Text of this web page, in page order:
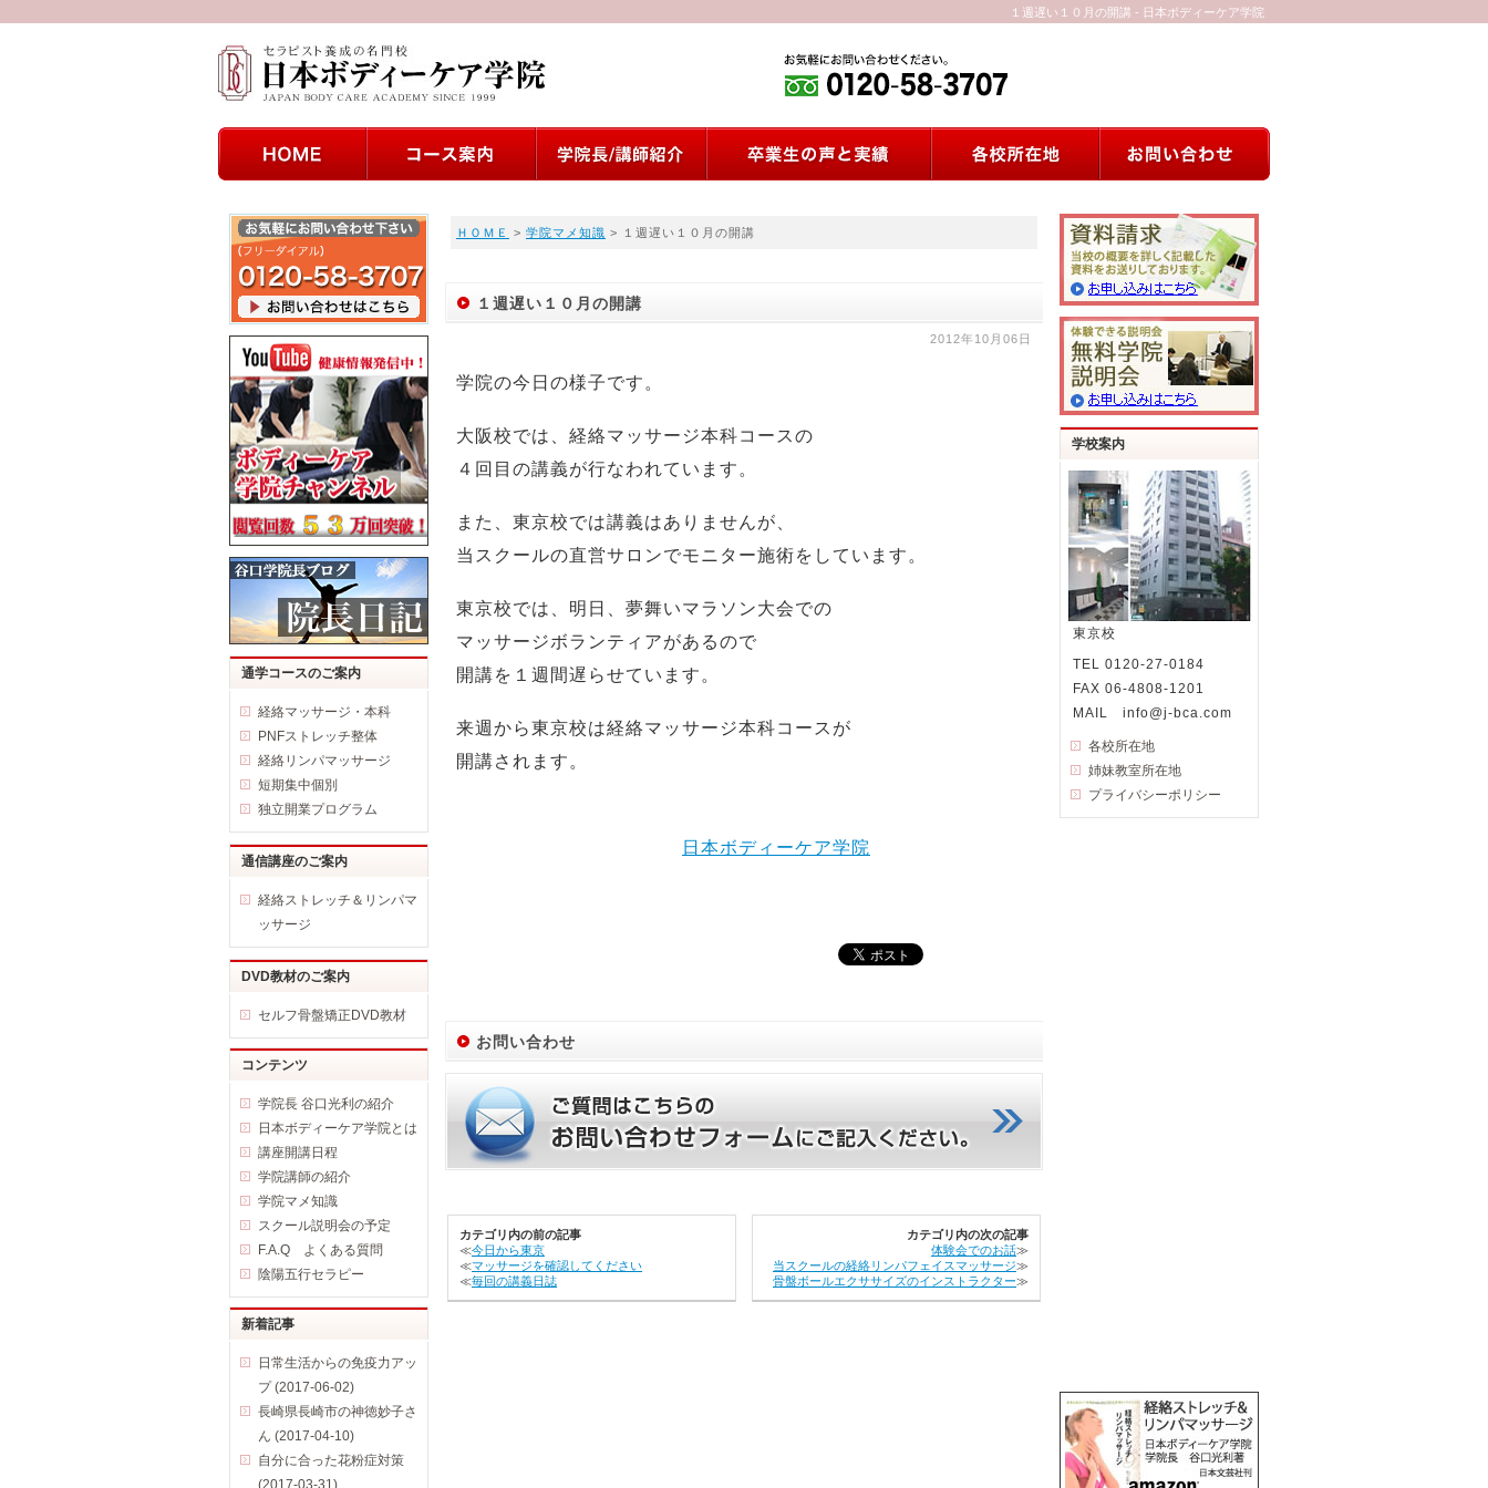
１週遅い１０月の開講 - 日本ボディーケア学院
ＨＯＭＥ > 学院マメ知識 > １週遅い１０月の開講
１週遅い１０月の開講
2012年10月06日
学院の今日の様子です。
大阪校では、経絡マッサージ本科コースの
４回目の講義が行なわれています。
また、東京校では講義はありませんが、
当スクールの直営サロンでモニター施術をしています。
東京校では、明日、夢舞いマラソン大会での
マッサージボランティアがあるので
開講を１週間遅らせています。
来週から東京校は経絡マッサージ本科コースが
開講されます。
日本ボディーケア学院
お問い合わせ
カテゴリ内の前の記事
≪今日から東京
≪マッサージを確認してください
≪毎回の講義日誌
カテゴリ内の次の記事
体験会でのお話≫
当スクールの経絡リンパフェイスマッサージ≫
骨盤ボールエクササイズのインストラクター≫
学校案内
東京校
TEL 0120-27-0184
FAX 06-4808-1201
MAIL info@j-bca.com
各校所在地
姉妹教室所在地
プライバシーポリシー
通学コースのご案内
経絡マッサージ・本科
PNFストレッチ整体
経絡リンパマッサージ
短期集中個別
独立開業プログラム
通信講座のご案内
経絡ストレッチ＆リンパマ
ッサージ
DVD教材のご案内
セルフ骨盤矯正DVD教材
コンテンツ
学院長 谷口光利の紹介
日本ボディーケア学院とは
講座開講日程
学院講師の紹介
学院マメ知識
スクール説明会の予定
F.A.Q よくある質問
陰陽五行セラピー
新着記事
日常生活からの免疫力アッ
プ (2017-06-02)
長崎県長崎市の神徳妙子さ
ん (2017-04-10)
自分に合った花粉症対策
(2017-03-31)